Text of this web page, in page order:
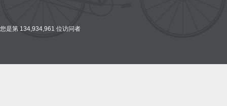
您是第 134,934,961 位访问者